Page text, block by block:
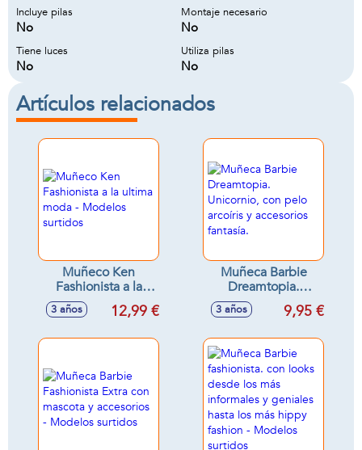
Incluye pilas
No
Montaje necesario
No
Tiene luces
No
Utiliza pilas
No
Artículos relacionados
Muñeco Ken
Fashionista a la
ultima moda -
Modelos surtidos
3 años 12,99 €
Muñeca Barbie
Dreamtopia.
Unicornio, con pelo
arcoíris y accesorios
3 años 9,95 €